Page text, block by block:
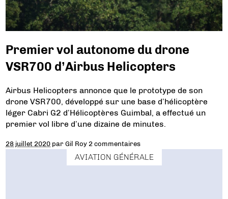
Premier vol autonome du drone
VSR700 d’Airbus Helicopters
Airbus Helicopters annonce que le prototype de son
drone VSR700, développé sur une base d’hélicoptère
léger Cabri G2 d’Hélicoptères Guimbal, a effectué un
premier vol libre d’une dizaine de minutes.
28 juillet 2020 parGil Roy 2 commentaires
AVIATION GÉNÉRALE